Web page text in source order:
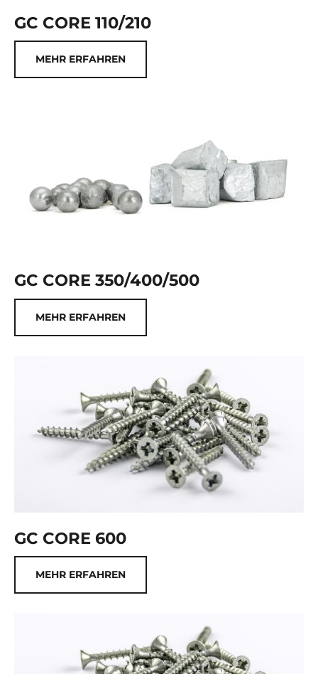
GC CORE 110/210
MEHR ERFAHREN
GC CORE 350/400/500
MEHR ERFAHREN
GC CORE 600
MEHR ERFAHREN